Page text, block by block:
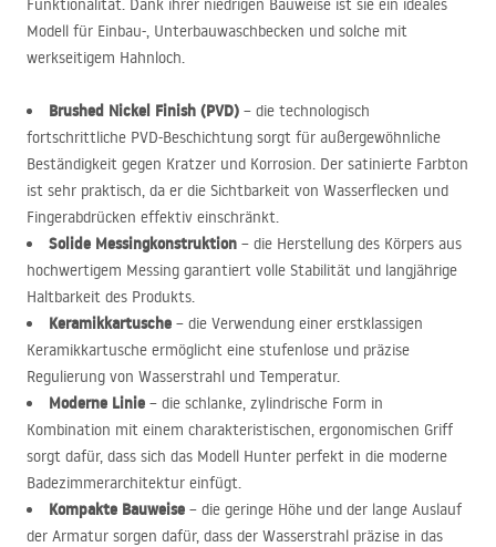
Funktionalität. Dank ihrer niedrigen Bauweise ist sie ein ideales
Modell für Einbau-, Unterbauwaschbecken und solche mit
werkseitigem Hahnloch.
Brushed Nickel Finish (PVD) – die technologisch
fortschrittliche PVD-Beschichtung sorgt für außergewöhnliche
Beständigkeit gegen Kratzer und Korrosion. Der satinierte Farbton
ist sehr praktisch, da er die Sichtbarkeit von Wasserflecken und
Fingerabdrücken effektiv einschränkt.
Solide Messingkonstruktion – die Herstellung des Körpers aus
hochwertigem Messing garantiert volle Stabilität und langjährige
Haltbarkeit des Produkts.
Keramikkartusche – die Verwendung einer erstklassigen
Keramikkartusche ermöglicht eine stufenlose und präzise
Regulierung von Wasserstrahl und Temperatur.
Moderne Linie – die schlanke, zylindrische Form in
Kombination mit einem charakteristischen, ergonomischen Griff
sorgt dafür, dass sich das Modell Hunter perfekt in die moderne
Badezimmerarchitektur einfügt.
Kompakte Bauweise – die geringe Höhe und der lange Auslauf
der Armatur sorgen dafür, dass der Wasserstrahl präzise in das